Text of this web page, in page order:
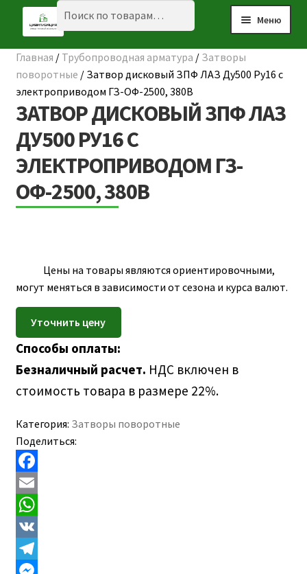
Перейти
ПерейтиИскать:
Поиск
Меню
☰ КАТАЛОГ
ГЛАВНАЯ
НАШИ ОБЪЕКТЫ
ДОСТАВКА И ОПЛАТА
Главная / Трубопроводная арматура / Затворы
поворотные / Затвор дисковый ЗПФ ЛАЗ Ду500 Ру16 с
электроприводом ГЗ-ОФ-2500, 380В
ЗАТВОР ДИСКОВЫЙ ЗПФ ЛАЗ
ДУ500 РУ16 С
ЭЛЕКТРОПРИВОДОМ ГЗ-
ОФ-2500, 380В
Цены на товары являются ориентировочными,
могут меняться в зависимости от сезона и курса валют.
Способы оплаты:
Безналичный расчет. НДС включен в
стоимость товара в размере 22%.
Категория: Затворы поворотные
Поделиться:
F
a
c
e
b
E
m
a
W
h
a
V
K
T